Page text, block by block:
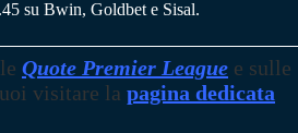
su Bwin, Goldbet e Sisal.
Quote Premier League e sulle
visitare la pagina dedicata